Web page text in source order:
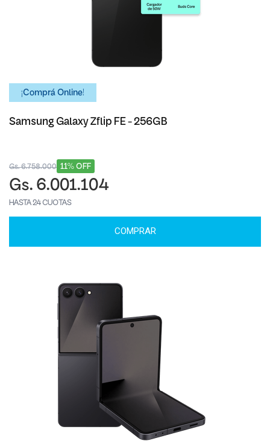
¡Comprá Online!
Samsung Galaxy Zflip FE - 256GB
11% OFF
Gs. 6.758.000
Gs. 6.001.104
HASTA 24 CUOTAS
COMPRAR